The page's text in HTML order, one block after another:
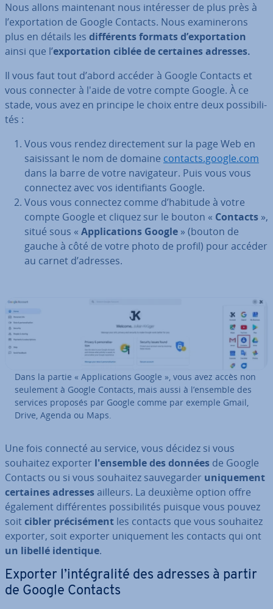
Nous allons main­te­nant nous in­té­res­ser de plus près à
l’ex­por­ta­tion de Google Contacts. Nous exa­mi­ne­rons
plus en détails les dif­fé­rents formats d’ex­por­ta­tion
ainsi que l’ex­por­ta­tion ciblée de certaines adresses.
Il vous faut tout d’abord accéder à Google Contacts et
vous connecter à l'aide de votre compte Google. À ce
stade, vous avez en principe le choix entre deux pos­si­bi­li­
tés :
Vous vous rendez di­rec­te­ment sur la page Web en
sai­sis­sant le nom de domaine contacts.google.com
dans la barre de votre na­vi­ga­teur. Puis vous vous
connectez avec vos iden­ti­fiants Google.
Vous vous connectez comme d’habitude à votre
compte Google et cliquez sur le bouton « Contacts »,
situé sous « Ap­pli­ca­tions Google » (bouton de
gauche à côté de votre photo de profil) pour accéder
au carnet d’adresses.
Dans la partie « Ap­pli­ca­tions Google », vous avez accès non
seulement à Google Contacts, mais aussi à l’ensemble des
services proposés par Google comme par exemple Gmail,
Drive, Agenda ou Maps.
Une fois connecté au service, vous décidez si vous
souhaitez exporter l'en­semble des données de Google
Contacts ou si vous souhaitez sau­ve­gar­der uni­que­ment
certaines adressesailleurs. La deuxième option offre
également dif­fé­rentes pos­si­bi­li­tés puisque vous pouvez
soitcibler pré­ci­sé­ment les contacts que vous souhaitez
exporter, soit exporter uni­que­ment les contacts qui ont
un libellé identique.
Exporter l’in­té­gra­lité des adresses à partir
de Google Contacts